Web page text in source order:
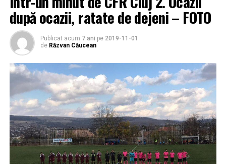
după ocazii, ratate de dejeni – FOTO
Publicat acum 7 ani pe 2019-11-01
de Răzvan Căucean